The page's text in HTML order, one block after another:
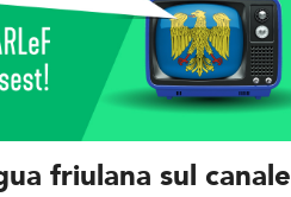
friulana sul canale